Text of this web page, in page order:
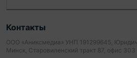
Контакты
ООО «Аниксмедиа» УНП 191299645,
Минск, Старовиленский тракт 87, офис 303